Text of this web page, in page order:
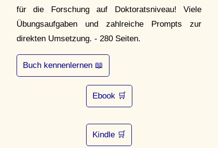
für die Forschung auf Doktoratsniveau! Viele
Übungsaufgaben und zahlreiche Prompts zur
direkten Umsetzung. - 280 Seiten.
Buch kennenlernen 📖
Ebook 🛒
Kindle 🛒